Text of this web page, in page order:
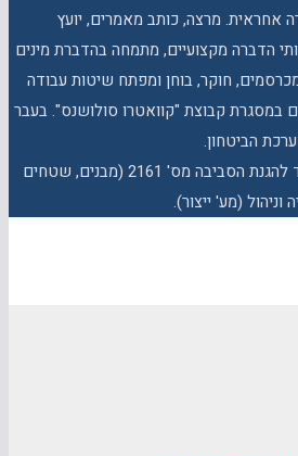
אחראית. מרצה, כותב מאמרים, יועץ
הדברה מקצועיים, מתמחה בהדברת מינים
חוקר, בוחן ומפתח שיטות עבודה
במסגרת קבוצת "קוואטרו סולושנס". בעבר
מדביר בעל היתר של המשרד להגנת הסביבה מס' 2161 (מבנים, שטחים
(מע' ייצור).